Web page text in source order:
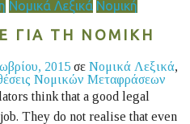
Νομικά Λεξικά Νομική
ΓΙΑ ΤΗ ΝΟΜΙΚΗ
2015 σε Νομικά Λεξικά,
Νομικών Μεταφράσεων
think that a good legal
They do not realise that even